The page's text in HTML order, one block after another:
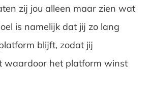
zij jou alleen maar zien wat
is namelijk dat jij zo lang
blijft, zodat jij
waardoor het platform winst